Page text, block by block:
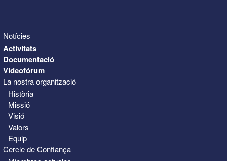
Notícies
Activitats
Documentació
Videofórum
La nostra organització
Història
Missió
Visió
Valors
Equip
Cercle de Confiança